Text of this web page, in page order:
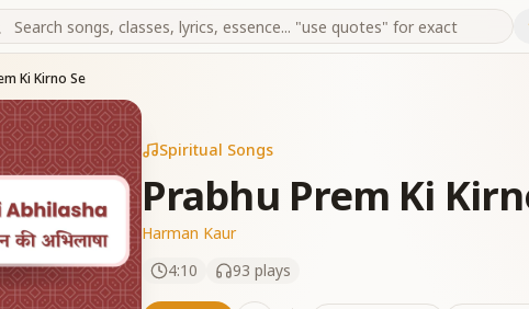
Ki Kirno Se
Spiritual Songs
Prabhu Prem Ki
Harman Kaur
4:10
93 plays